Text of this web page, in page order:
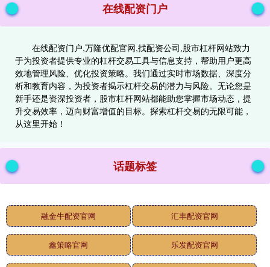
在线配资门户
在线配资门户,万隆优配官网,找配资公司,股市杠杆网站致力
于为投资者提供专业的杠杆交易工具与信息支持，帮助用户更高
效地管理风险、优化投资策略。我们通过实时市场数据、深度分
析和教育内容，为投资者揭示杠杆交易的潜力与风险。无论您是
新手还是资深投资者，股市杠杆网站都能助您掌握市场动态，提
升交易效率，迈向财富增值的目标。探索杠杆交易的无限可能，
从这里开始！
话题标签
融金牛配资官网 汇丰配资官网
鑫策略官网 乐发配资官网